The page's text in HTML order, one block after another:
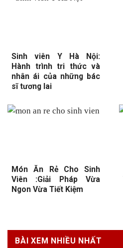
Sinh viên Y Hà Nội:
Hành trình tri thức và
nhân ái của những bác
sĩ tương lai
Món Ăn Rẻ Cho Sinh
Viên :Giải Pháp Vừa
Ngon Vừa Tiết Kiệm
BÀI XEM NHIỀU NHẤT